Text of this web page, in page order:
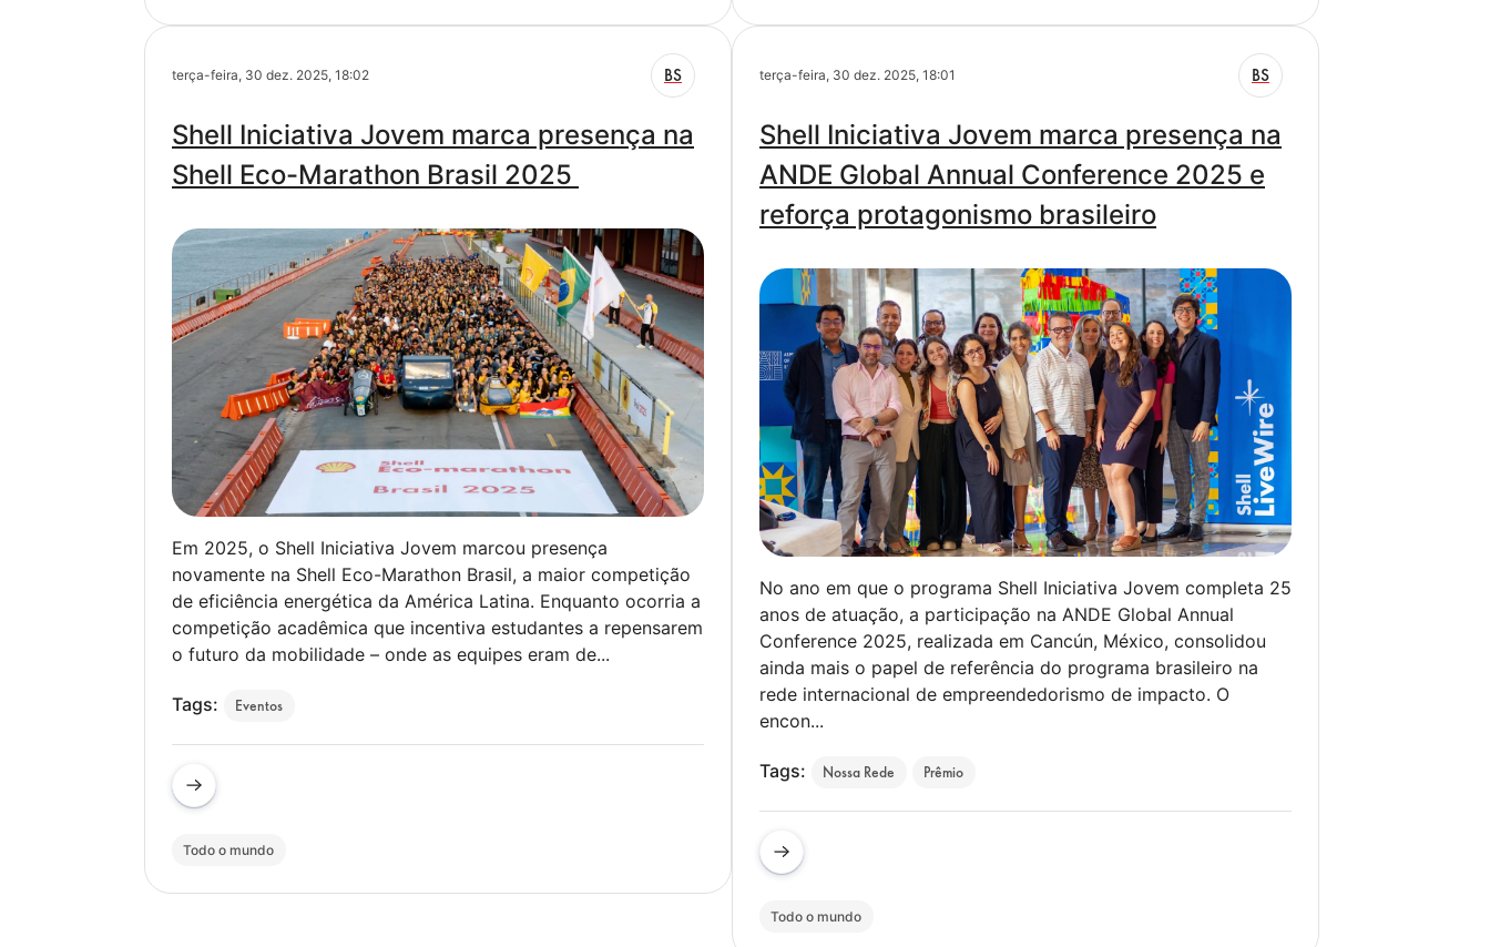
terça-feira, 30 dez. 2025, 18:02 BS
Shell Iniciativa Jovem marca presença na
Shell Eco-Marathon Brasil 2025
Em 2025, o Shell Iniciativa Jovem marcou presença
novamente na Shell Eco-Marathon Brasil, a maior competição
de eficiência energética da América Latina. Enquanto ocorria a
competição acadêmica que incentiva estudantes a repensarem
o futuro da mobilidade – onde as equipes eram de...
Tags: Eventos
Todo o mundo
terça-feira, 30 dez. 2025, 18:01 BS
Shell Iniciativa Jovem marca presença na
ANDE Global Annual Conference 2025 e
reforça protagonismo brasileiro
No ano em que o programa Shell Iniciativa Jovem completa 25
anos de atuação, a participação na ANDE Global Annual
Conference 2025, realizada em Cancún, México, consolidou
ainda mais o papel de referência do programa brasileiro na
rede internacional de empreendedorismo de impacto. O
encon...
Tags: Nossa Rede Prêmio
Todo o mundo